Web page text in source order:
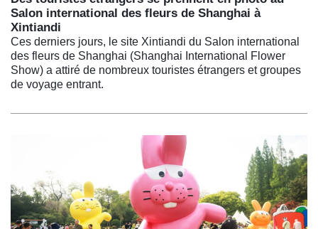
Salon international des fleurs de Shanghai à
Xintiandi
Ces derniers jours, le site Xintiandi du Salon international
des fleurs de Shanghai (Shanghai International Flower
Show) a attiré de nombreux touristes étrangers et groupes
de voyage entrant.